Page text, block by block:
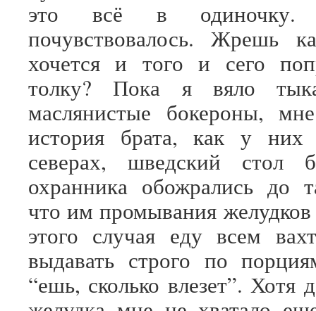
это всё в одиночку.
почувствовалось. Жрешь
хочется и того и сего
толку? Пока я вяло
маслянистые бокероны,
история брата, как у
северах, шведский стол
охранника обожрались до
что им промывания
этого случая еду всем
выдавать строго по
“ешь, сколько влезет”. Хотя